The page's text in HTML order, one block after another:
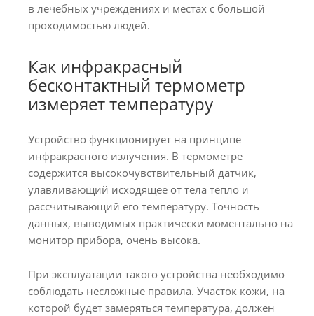
в лечебных учреждениях и местах с большой
проходимостью людей.
Как инфракрасный
бесконтактный термометр
измеряет температуру
Устройство функционирует на принципе
инфракрасного излучения. В термометре
содержится высокочувствительный датчик,
улавливающий исходящее от тела тепло и
рассчитывающий его температуру. Точность
данных, выводимых практически моментально на
монитор прибора, очень высока.
При эксплуатации такого устройства необходимо
соблюдать несложные правила. Участок кожи, на
которой будет замеряться температура, должен